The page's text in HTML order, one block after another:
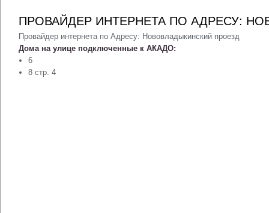
ПРОВАЙДЕР ИНТЕРНЕТА ПО АДРЕСУ:
Провайдер интернета по Адресу: Нововладыкинский проезд
Дома на улице подключенные к АКАДО:
6
8 стр. 4